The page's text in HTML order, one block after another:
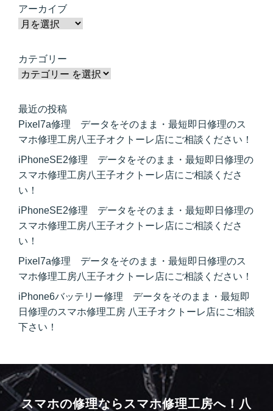
アーカイブ
カテゴリー
最近の投稿
Pixel7a修理 データをそのまま・最短即日修理のス
マホ修理工房八王子オクトーレ店にご相談ください！
iPhoneSE2修理 データをそのまま・最短即日修理の
スマホ修理工房八王子オクトーレ店にご相談くださ
い！
iPhoneSE2修理 データをそのまま・最短即日修理の
スマホ修理工房八王子オクトーレ店にご相談くださ
い！
Pixel7a修理 データをそのまま・最短即日修理のス
マホ修理工房八王子オクトーレ店にご相談ください！
iPhone6バッテリー修理 データをそのまま・最短即
日修理のスマホ修理工房 八王子オクトーレ店にご相談
下さい！
スマホの修理ならスマホ修理工房へ！ 八